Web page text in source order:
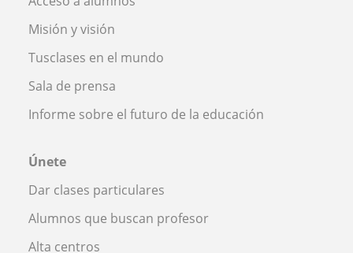
Misión y visión
Tusclases en el mundo
Sala de prensa
Informe sobre el futuro de la educación
Únete
Dar clases particulares
Alumnos que buscan profesor
Alta centros